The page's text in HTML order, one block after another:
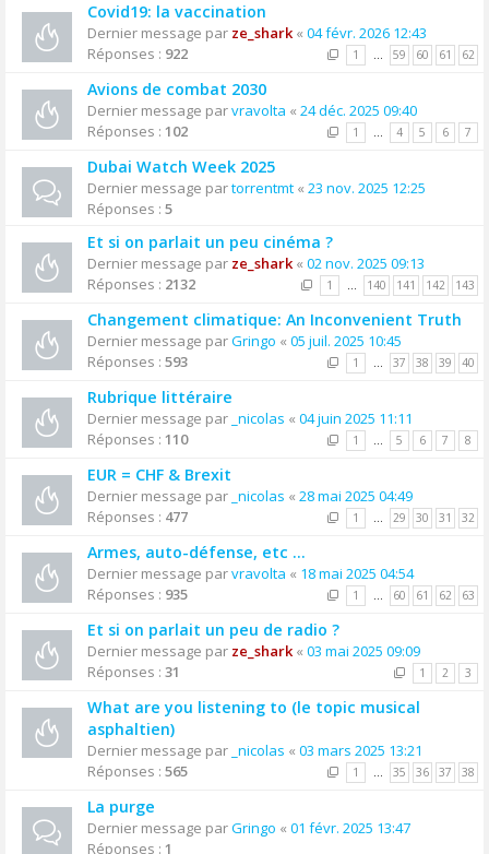
Covid19: la vaccination
Dernier message par ze_shark« 04 févr. 2026 12:43
Réponses : 922 1 … 59 60 61 62
Avions de combat 2030
Dernier message parvravolta « 24 déc. 2025 09:40
Réponses : 102 1 … 4 5 6 7
Dubai Watch Week 2025
Dernier message partorrentmt « 23 nov. 2025 12:25
Réponses : 5
Et si on parlait un peu cinéma ?
Dernier message par ze_shark« 02 nov. 2025 09:13
Réponses : 2132 1 … 140 141 142 143
Changement climatique: An Inconvenient Truth
Dernier message parGringo « 05 juil. 2025 10:45
Réponses : 593 1 … 37 38 39 40
Rubrique littéraire
Dernier message par _nicolas « 04 juin 2025 11:11
Réponses : 110 1 … 5 6 7 8
EUR = CHF & Brexit
Dernier message par _nicolas « 28 mai 2025 04:49
Réponses : 477 1 … 29 30 31 32
Armes, auto-défense, etc ...
Dernier message parvravolta « 18 mai 2025 04:54
Réponses : 935 1 … 60 61 62 63
Et si on parlait un peu de radio ?
Dernier message par ze_shark« 03 mai 2025 09:09
Réponses : 31 1 2 3
What are you listening to (le topic musical
asphaltien)
Dernier message par _nicolas « 03 mars 2025 13:21
Réponses : 565 1 … 35 36 37 38
La purge
Dernier message parGringo « 01 févr. 2025 13:47
Réponses : 1